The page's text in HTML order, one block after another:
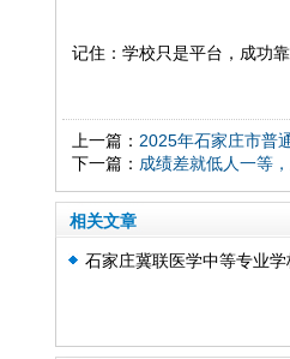
记住：学校只是平台，成功
上一篇： 2025年石家庄市普
下一篇： 成绩差就低人一等
相关文章
石家庄冀联医学中等专业